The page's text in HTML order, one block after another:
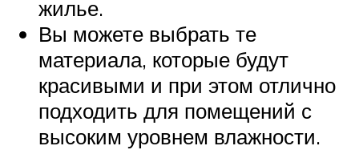
жилье.
Вы можете выбрать те
материала, которые будут
красивыми и при этом отлично
подходить для помещений с
высоким уровнем влажности.